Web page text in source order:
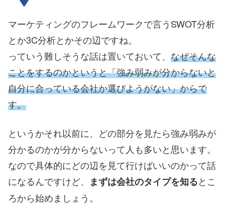
マーケティングのフレームワークで言うSWOT分析
とか3C分析とかその辺ですね。
っていう難しそうな話は置いておいて、 なぜそんな
ことをするのかというと「強み弱みが分からないと
自分に合っている会社か選びようがない」からで
す。
というかそれ以前に、どの部分を見たら強み弱みが
分かるのかが分からないって人も多いと思います。
なので具体的にどの辺を見て行けばいいのかって話
になるんですけど、
まずは会社のタイプを知るとこ
ろから始めましょう。